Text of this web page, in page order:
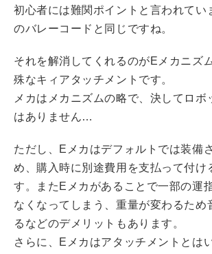
初心者には難関ポイントと言われてい
のバレーコードと同じですね。
それを解消してくれるのがEメカニズ
殊なキィアタッチメントです。
メカはメカニズムの略で、決してロボ
はありません…
ただし、Eメカはデフォルトでは装備
め、購入時に別途費用を支払って付け
す。またEメカがあることで一部の運
なくなってしまう、重量が変わるため
るなどのデメリットもあります。
さらに、Eメカはアタッチメントとは